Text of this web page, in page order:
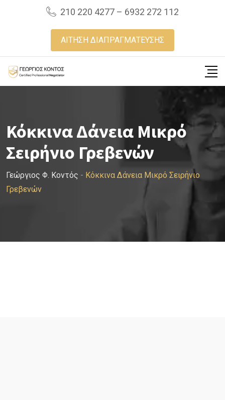
210 220 4277 – 6932 272 112
ΑΙΤΗΣΗ ΔΙΑΠΡΑΓΜΑΤΕΥΣΗΣ
Κόκκινα Δάνεια Μικρό
Σειρήνιο Γρεβενών
Γεώργιος Φ. Κοντός - Κόκκινα Δάνεια Μικρό Σειρήνιο
Γρεβενών